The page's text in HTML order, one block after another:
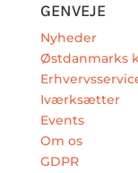
GENVEJE
Nyheder
Østdanmarks
Iværksætter
Events
Om os
GDPR